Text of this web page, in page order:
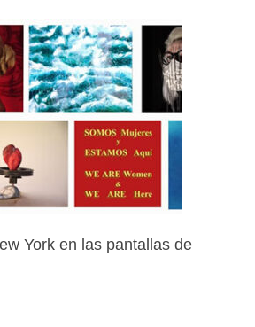
York en las pantallas de